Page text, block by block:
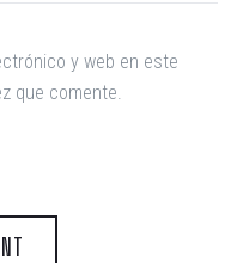
y web en este
que comente.